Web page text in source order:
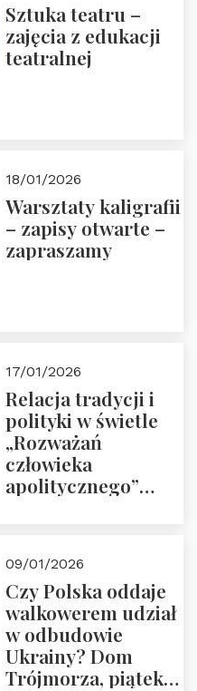
Sztuka teatru –
zajęcia z edukacji
teatralnej
18/01/2026
Warsztaty kaligrafii
– zapisy otwarte –
zapraszamy
17/01/2026
Relacja tradycji i
polityki w świetle
„Rozważań
człowieka
apolitycznego”
godz. 18:00.
Zapraszamy!
09/01/2026
Czy Polska oddaje
walkowerem udział
w odbudowie
Ukrainy? Dom
Trójmorza, piątek